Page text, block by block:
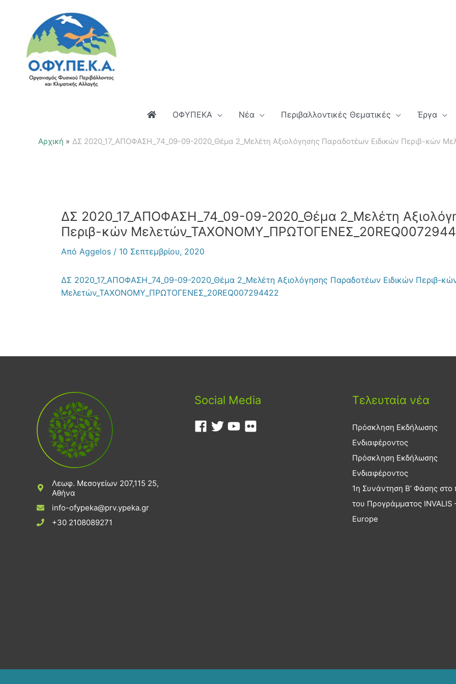
περιεχόμενο
ΟΦΥΠΕΚΑ Νέα Περιβαλλοντικές Θεματικές Έργα
Αρχική ΔΣ 2020_17_ΑΠΟΦΑΣΗ_74_09-09-2020_Θέμα 2_Μελέτη Αξιολόγησης Παραδοτέων Ειδικών Περιβ-κών
ΔΣ 2020_17_ΑΠΟΦΑΣΗ_74_09-09-2020_Θέμα 2_Μελέτη
Περιβ-κών
Από Aggelos / 10 Σεπτεμβρίου, 2020
ΔΣ 2020_17_ΑΠΟΦΑΣΗ_74_09-09-2020_Θέμα 2_Μελέτη Αξιολόγησης Παραδοτέων Ειδικών Περιβ-
Μελετών_ΤΑΧΟΝΟΜΥ_ΠΡΩΤΟΓΕΝΕΣ_20REQ007294422
Λεωφ. Μεσογείων 207,115 25,
Αθήνα
info-ofypeka@prv.ypeka.gr
+30 2108089271
Social Media Τελευταία νέα
Πρόσκληση Εκδήλωσης
Ενδιαφέροντος
Πρόσκληση Εκδήλωσης
Ενδιαφέροντος
1η Συνάντηση Β’ Φάσης στο
του Προγράμματος INVALIS
Europe